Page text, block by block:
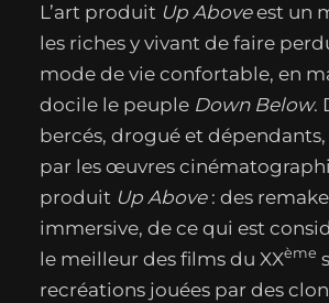
L’art produit Up Aboveest un
les riches y vivant de faire
mode de vie confortable, en
docile le peuple Down Below.
bercés, drogué et
par les œuvres
produit Up Above: des
immersive, de ce qui est
le meilleur des films du XXème
recréations jouées par des